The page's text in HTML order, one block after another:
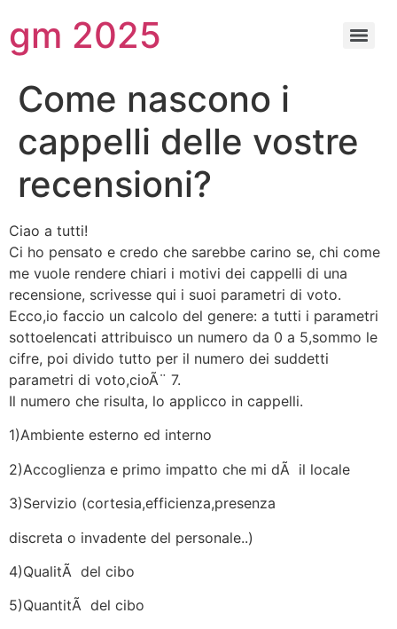
gm 2025
Come nascono i
cappelli delle vostre
recensioni?
Ciao a tutti!
Ci ho pensato e credo che sarebbe carino se, chi come
me vuole rendere chiari i motivi dei cappelli di una
recensione, scrivesse qui i suoi parametri di voto.
Ecco,io faccio un calcolo del genere: a tutti i parametri
sottoelencati attribuisco un numero da 0 a 5,sommo le
cifre, poi divido tutto per il numero dei suddetti
parametri di voto,cioÃ¨ 7.
Il numero che risulta, lo applicco in cappelli.
1)Ambiente esterno ed interno
2)Accoglienza e primo impatto che mi dÃ il locale
3)Servizio (cortesia,efficienza,presenza
discreta o invadente del personale..)
4)QualitÃ del cibo
5)QuantitÃ del cibo